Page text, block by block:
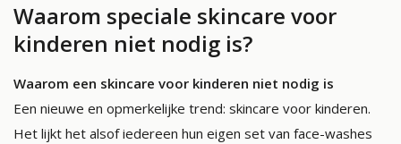
Waarom speciale skincare voor
kinderen niet nodig is?
Waarom een skincare voor kinderen niet nodig is
Een nieuwe en opmerkelijke trend: skincare voor kinderen.
Het lijkt het alsof iedereen hun eigen set van face-washes